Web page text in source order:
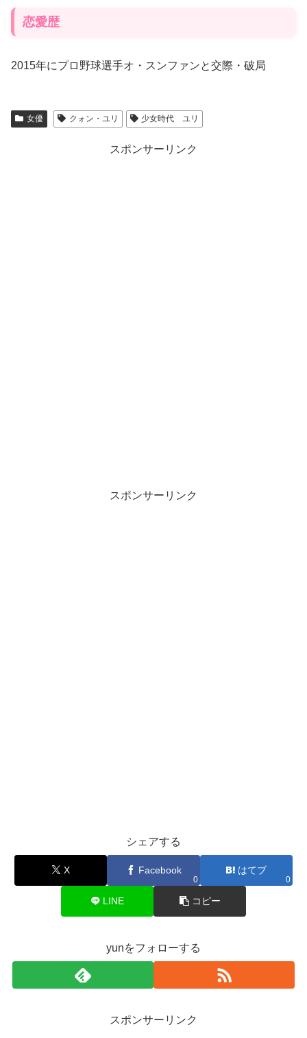
恋愛歴
2015年にプロ野球選手オ・スンファンと交際・破局
女優 クォン・ユリ 少女時代 ユリ
スポンサーリンク
スポンサーリンク
シェアする
X Facebook
0
はてブ
0
LINE コピー
yunをフォローする
スポンサーリンク